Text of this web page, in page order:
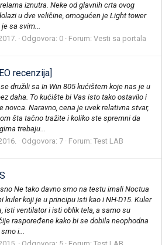
iznutra. Neke od glavnih crta ovog
u dve veličine, omogućen je Light tower
sa svim...
Odgovora: 0 Forum: Vesti sa portala
recenzija]
družili sa In Win 805 kućištem koje nas je u
daha. To kućište bi Vas isto tako ostavilo i
novca. Naravno, cena je uvek relativna stvar,
šta tačno tražite i koliko ste spremni da
trebaju...
Odgovora: 7 Forum: Test LAB
Ne tako davno smo na testu imali Noctua
kuler koji je u principu isti kao i NH-D15. Kuler
isti ventilator i isti oblik tela, a samo su
raspoređene kako bi se dobila neophodna
i...